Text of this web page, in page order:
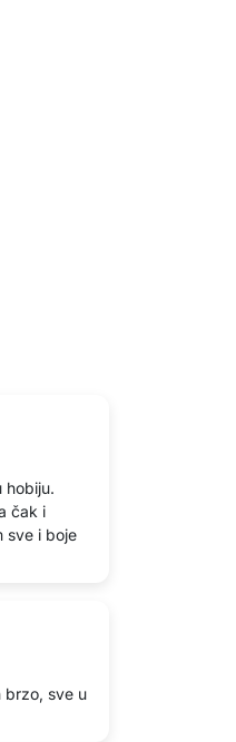
hobiju.
čak i
sve i boje
brzo, sve u